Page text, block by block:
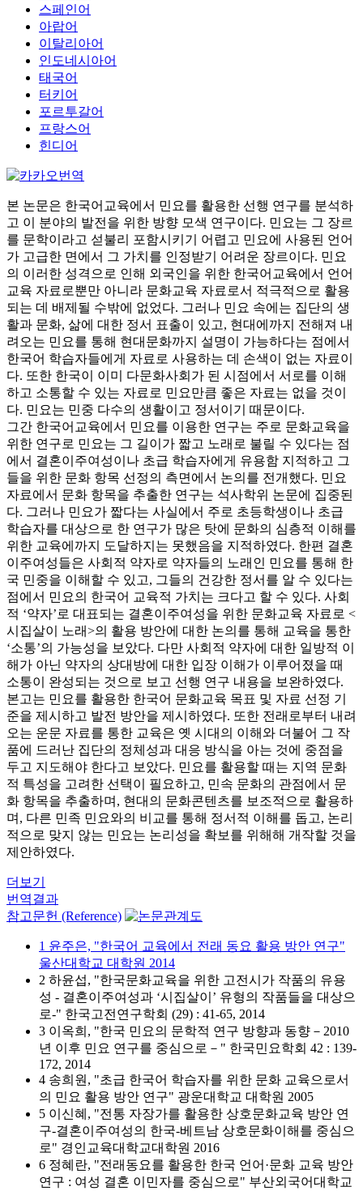
스페인어
아랍어
이탈리아어
인도네시아어
태국어
터키어
포르투갈어
프랑스어
힌디어
본 논문은 한국어교육에서 민요를 활용한 선행 연구를 분석하
고 이 분야의 발전을 위한 방향 모색 연구이다. 민요는 그 장르
를 문학이라고 섣불리 포함시키기 어렵고 민요에 사용된 언어
가 고급한 면에서 그 가치를 인정받기 어려운 장르이다. 민요
의 이러한 성격으로 인해 외국인을 위한 한국어교육에서 언어
교육 자료로뿐만 아니라 문화교육 자료로서 적극적으로 활용
되는 데 배제될 수밖에 없었다. 그러나 민요 속에는 집단의 생
활과 문화, 삶에 대한 정서 표출이 있고, 현대에까지 전해져 내
려오는 민요를 통해 현대문화까지 설명이 가능하다는 점에서
한국어 학습자들에게 자료로 사용하는 데 손색이 없는 자료이
다. 또한 한국이 이미 다문화사회가 된 시점에서 서로를 이해
하고 소통할 수 있는 자료로 민요만큼 좋은 자료는 없을 것이
다. 민요는 민중 다수의 생활이고 정서이기 때문이다.
그간 한국어교육에서 민요를 이용한 연구는 주로 문화교육을
위한 연구로 민요는 그 길이가 짧고 노래로 불릴 수 있다는 점
에서 결혼이주여성이나 초급 학습자에게 유용함 지적하고 그
들을 위한 문화 항목 선정의 측면에서 논의를 전개했다. 민요
자료에서 문화 항목을 추출한 연구는 석사학위 논문에 집중된
다. 그러나 민요가 짧다는 사실에서 주로 초등학생이나 초급
학습자를 대상으로 한 연구가 많은 탓에 문화의 심층적 이해를
위한 교육에까지 도달하지는 못했음을 지적하였다. 한편 결혼
이주여성들은 사회적 약자로 약자들의 노래인 민요를 통해 한
국 민중을 이해할 수 있고, 그들의 건강한 정서를 알 수 있다는
점에서 민요의 한국어 교육적 가치는 크다고 할 수 있다. 사회
적 ‘약자’로 대표되는 결혼이주여성을 위한 문화교육 자료로 <
시집살이 노래>의 활용 방안에 대한 논의를 통해 교육을 통한
‘소통’의 가능성을 보았다. 다만 사회적 약자에 대한 일방적 이
해가 아닌 약자의 상대방에 대한 입장 이해가 이루어졌을 때
소통이 완성되는 것으로 보고 선행 연구 내용을 보완하였다.
본고는 민요를 활용한 한국어 문화교육 목표 및 자료 선정 기
준을 제시하고 발전 방안을 제시하였다. 또한 전래로부터 내려
오는 운문 자료를 통한 교육은 옛 시대의 이해와 더불어 그 작
품에 드러난 집단의 정체성과 대응 방식을 아는 것에 중점을
두고 지도해야 한다고 보았다. 민요를 활용할 때는 지역 문화
적 특성을 고려한 선택이 필요하고, 민속 문화의 관점에서 문
화 항목을 추출하며, 현대의 문화콘텐츠를 보조적으로 활용하
며, 다른 민족 민요와의 비교를 통해 정서적 이해를 돕고, 논리
적으로 맞지 않는 민요는 논리성을 확보를 위해해 개작할 것을
제안하였다.
더보기
번역결과
참고문헌 (Reference)
1 윤주은, "한국어 교육에서 전래 동요 활용 방안 연구"
울산대학교 대학원 2014
2 하윤섭, "한국문화교육을 위한 고전시가 작품의 유용
성 - 결혼이주여성과 ‘시집살이’ 유형의 작품들을 대상으
로-" 한국고전연구학회 (29) : 41-65, 2014
3 이옥희, "한국 민요의 문학적 연구 방향과 동향－2010
년 이후 민요 연구를 중심으로－" 한국민요학회 42 : 139-
172, 2014
4 송희원, "초급 한국어 학습자를 위한 문화 교육으로서
의 민요 활용 방안 연구" 광운대학교 대학원 2005
5 이신혜, "전통 자장가를 활용한 상호문화교육 방안 연
구-결혼이주여성의 한국-베트남 상호문화이해를 중심으
로" 경인교육대학교대학원 2016
6 정혜란, "전래동요를 활용한 한국 언어·문화 교육 방안
연구 : 여성 결혼 이민자를 중심으로" 부산외국어대학교